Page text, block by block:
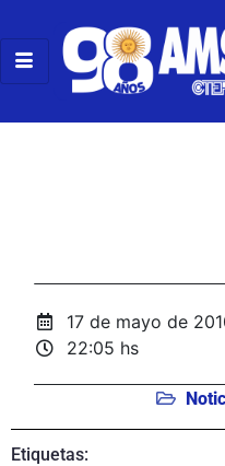
17 de mayo de
22:05 hs
Etiquetas: